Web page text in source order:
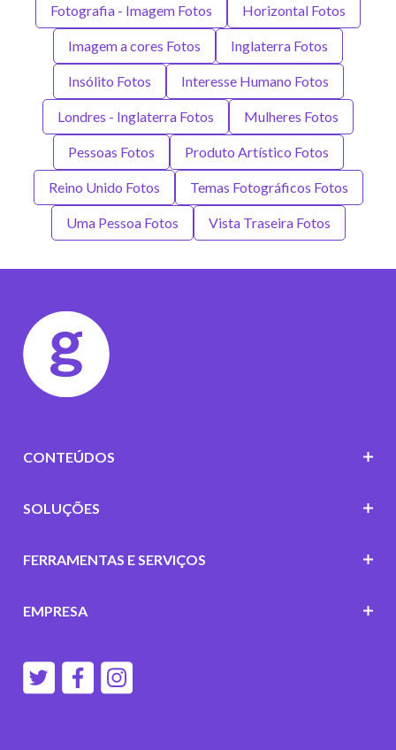
Fotografia - Imagem Fotos Horizontal Fotos
Imagem a cores Fotos Inglaterra Fotos
Insólito Fotos Interesse Humano Fotos
Londres - Inglaterra Fotos Mulheres Fotos
Pessoas Fotos Produto Artístico Fotos
Reino Unido Fotos Temas Fotográficos Fotos
Uma Pessoa Fotos Vista Traseira Fotos
CONTEÚDOS
SOLUÇÕES
FERRAMENTAS E SERVIÇOS
EMPRESA